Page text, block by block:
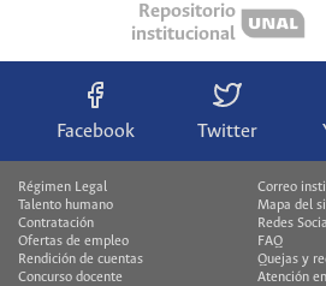
Repositorio
institucional
Facebook Twitter
Régimen Legal
Talento humano
Contratación
Ofertas de empleo
Rendición de cuentas
Concurso docente
Correo
Mapa del
Redes
FAQ
Quejas y
Atención